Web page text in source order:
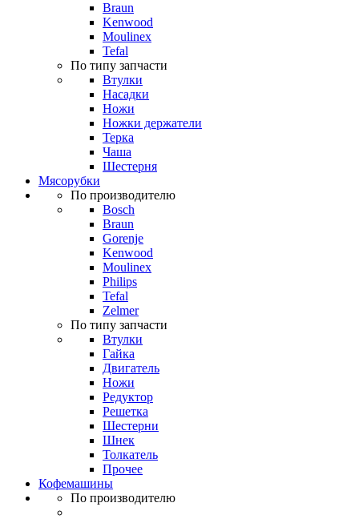
Braun
Kenwood
Moulinex
Tefal
По типу запчасти
Втулки
Насадки
Ножи
Ножки держатели
Терка
Чаша
Шестерня
Мясорубки
По производителю
Bosch
Braun
Gorenje
Kenwood
Moulinex
Philips
Tefal
Zelmer
По типу запчасти
Втулки
Гайка
Двигатель
Ножи
Редуктор
Решетка
Шестерни
Шнек
Толкатель
Прочее
Кофемашины
По производителю